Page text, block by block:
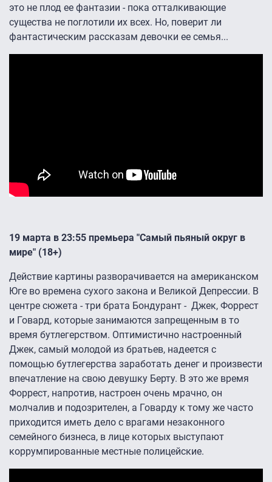
это не плод ее фантазии - пока отталкивающие
существа не поглотили их всех. Но, поверит ли
фантастическим рассказам девочки ее семья...
19 марта в 23:55 премьера "Самый пьяный округ в
мире" (18+)
Действие картины разворачивается на американском
Юге во времена сухого закона и Великой Депрессии. В
центре сюжета - три брата Бондурант - Джек, Форрест
и Говард, которые занимаются запрещенным в то
время бутлегерством. Оптимистично настроенный
Джек, самый молодой из братьев, надеется с
помощью бутлегерства заработать денег и произвести
впечатление на свою девушку Берту. В это же время
Форрест, напротив, настроен очень мрачно, он
молчалив и подозрителен, а Говарду к тому же часто
приходится иметь дело с врагами незаконного
семейного бизнеса, в лице которых выступают
коррумпированные местные полицейские.